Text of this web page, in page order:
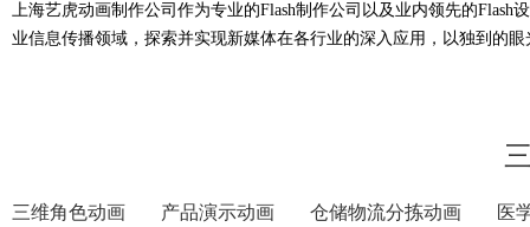
上海艺虎动画制作公司作为专业的Flash制作公司以及业内领先的
业信息传播领域，探索并实现新媒体在各行业的深入应用，以独到的
三维角色动画 产品演示动画 仓储物流分拣动画 医